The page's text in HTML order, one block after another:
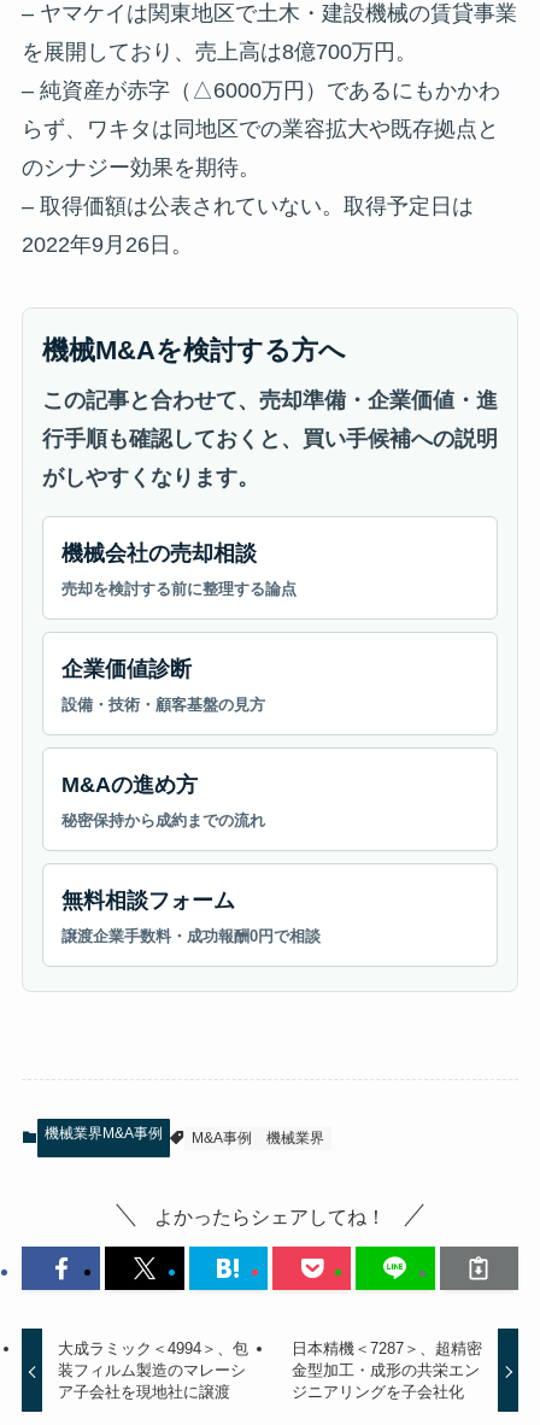
– ヤマケイは関東地区で土木・建設機械の賃貸事業
を展開しており、売上高は8億700万円。
– 純資産が赤字（△6000万円）であるにもかかわ
らず、ワキタは同地区での業容拡大や既存拠点と
のシナジー効果を期待。
– 取得価額は公表されていない。取得予定日は
2022年9月26日。
機械M&Aを検討する方へ
この記事と合わせて、売却準備・企業価値・進
行手順も確認しておくと、買い手候補への説明
がしやすくなります。
機械会社の売却相談
売却を検討する前に整理する論点
企業価値診断
設備・技術・顧客基盤の見方
M&Aの進め方
秘密保持から成約までの流れ
無料相談フォーム
譲渡企業手数料・成功報酬0円で相談
機械業界M&A事例 M&A事例 機械業界
よかったらシェアしてね！
大成ラミック＜4994＞、包
装フィルム製造のマレーシ
ア子会社を現地社に譲渡
日本精機＜7287＞、超精密
金型加工・成形の共栄エン
ジニアリングを子会社化